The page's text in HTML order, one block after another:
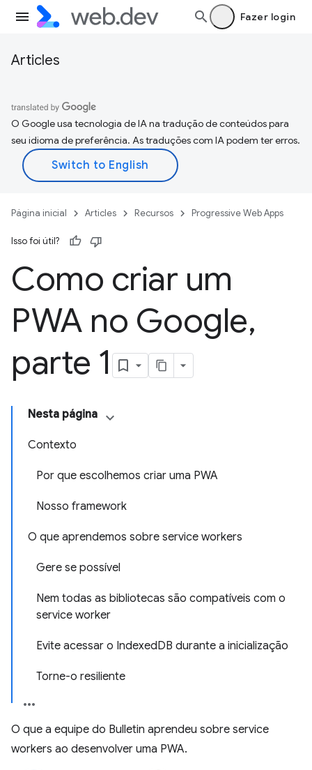
Fazer login
Articles
O Google usa tecnologia de IA na tradução de conteúdos para
seu idioma de preferência. As traduções com IA podem ter erros.
Página inicial Articles Recursos Progressive Web Apps
Isso foi útil?
Como criar um
PWA no Google,
parte 1
Nesta página
Contexto
Por que escolhemos criar uma PWA
Nosso framework
O que aprendemos sobre service workers
Gere se possível
Nem todas as bibliotecas são compatíveis com o
service worker
Evite acessar o IndexedDB durante a inicialização
Torne-o resiliente
O que a equipe do Bulletin aprendeu sobre service
workers ao desenvolver uma PWA.